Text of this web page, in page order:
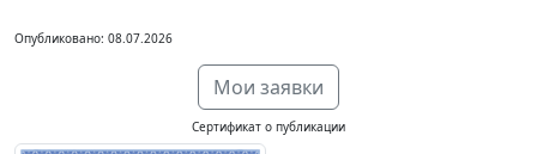
Опубликовано: 08.07.2026
Мои заявки
Сертификат о публикации